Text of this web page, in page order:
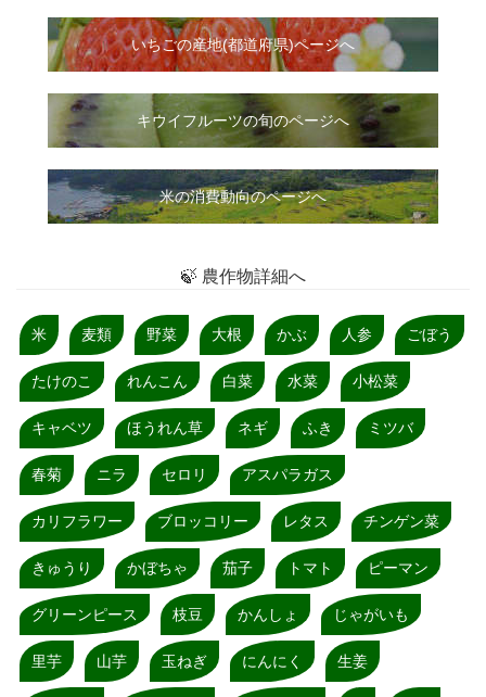
いちごの産地(都道府県)ページへ
キウイフルーツの旬のページへ
米の消費動向のページへ
🍃 農作物詳細へ
米 麦類 野菜 大根 かぶ 人参 ごぼう
たけのこ れんこん 白菜 水菜 小松菜
キャベツ ほうれん草 ネギ ふき ミツバ
春菊 ニラ セロリ アスパラガス
カリフラワー ブロッコリー レタス チンゲン菜
きゅうり かぼちゃ 茄子 トマト ピーマン
グリーンピース 枝豆 かんしょ じゃがいも
里芋 山芋 玉ねぎ にんにく 生姜